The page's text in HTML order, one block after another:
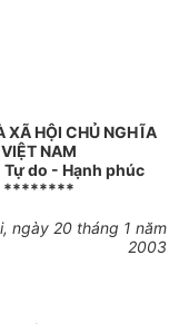
XÃ HỘI CHỦ NGHĨA
VIỆT NAM
do - Hạnh phúc
********
ngày 20 tháng 1 năm
2003